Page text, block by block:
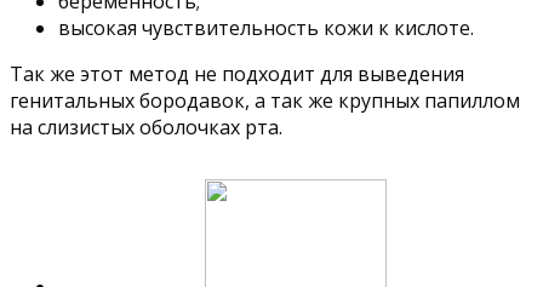
высокая чувствительность кожи к кислоте.
Так же этот метод не подходит для выведения
генитальных бородавок, а так же крупных папиллом
на слизистых оболочках рта.